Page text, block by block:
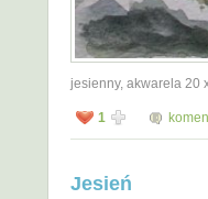
jesienny, akwarela 20
1
Jesień